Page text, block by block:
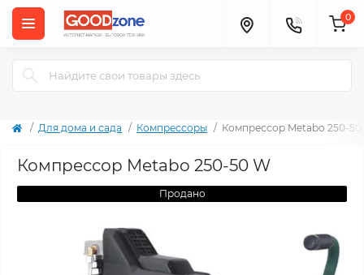
0
Для дома и сада Компрессоры Компрессор Metabo 250-50
Компрессор Metabo 250-50 W
Продано